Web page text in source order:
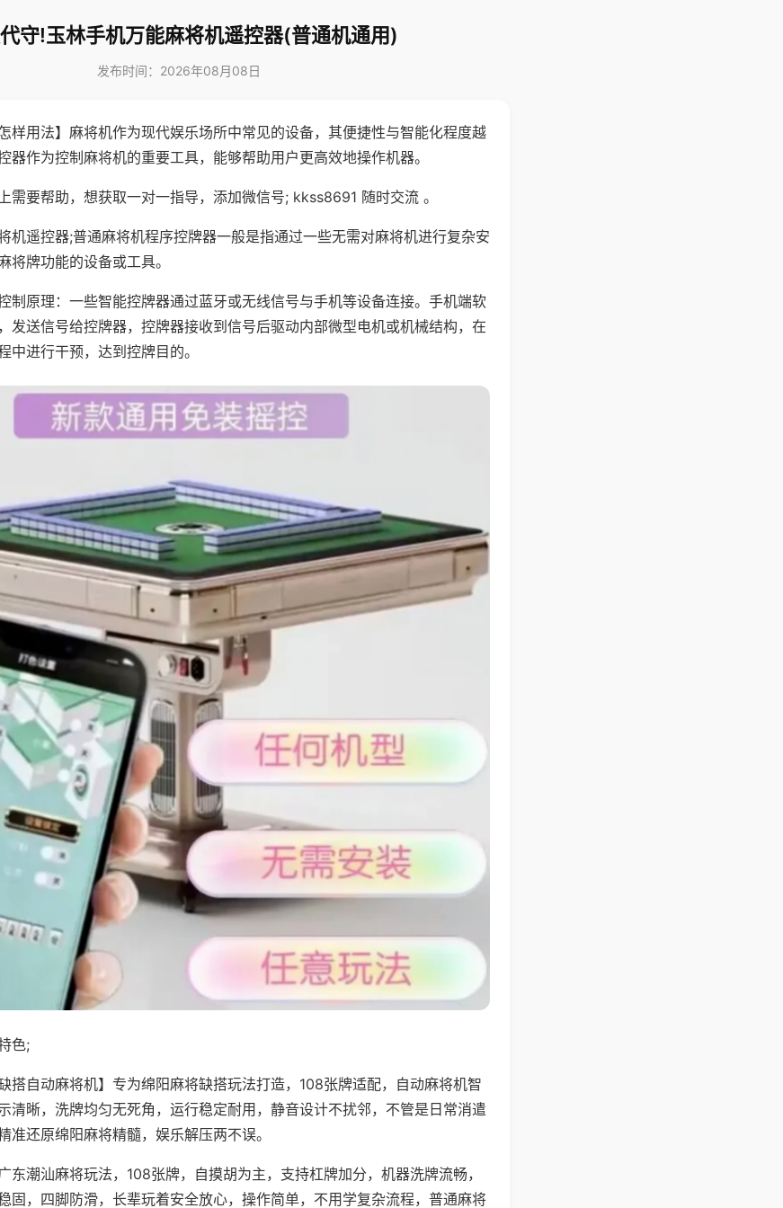
守!玉林手机万能麻将机遥控器(普通机通用)
发布时间：2026年08月08日
样用法】麻将机作为现代娱乐场所中常见的设备，其便捷性与智能化程度越
器作为控制麻将机的重要工具，能够帮助用户更高效地操作机器。
需要帮助，想获取一对一指导，添加微信号; kkss8691 随时交流 。
机遥控器;普通麻将机程序控牌器一般是指通过一些无需对麻将机进行复杂安
将牌功能的设备或工具。
制原理：一些智能控牌器通过蓝牙或无线信号与手机等设备连接。手机端软
发送信号给控牌器，控牌器接收到信号后驱动内部微型电机或机械结构，在
中进行干预，达到控牌目的。
色;
搭自动麻将机】专为绵阳麻将缺搭玩法打造，108张牌适配，自动麻将机智
清晰，洗牌均匀无死角，运行稳定耐用，静音设计不扰邻，不管是日常消遣
准还原绵阳麻将精髓，娱乐解压两不误。
东潮汕麻将玩法，108张牌，自摸胡为主，支持杠牌加分，机器洗牌流畅，
固，四脚防滑，长辈玩着安全放心，操作简单，不用学复杂流程，普通麻将